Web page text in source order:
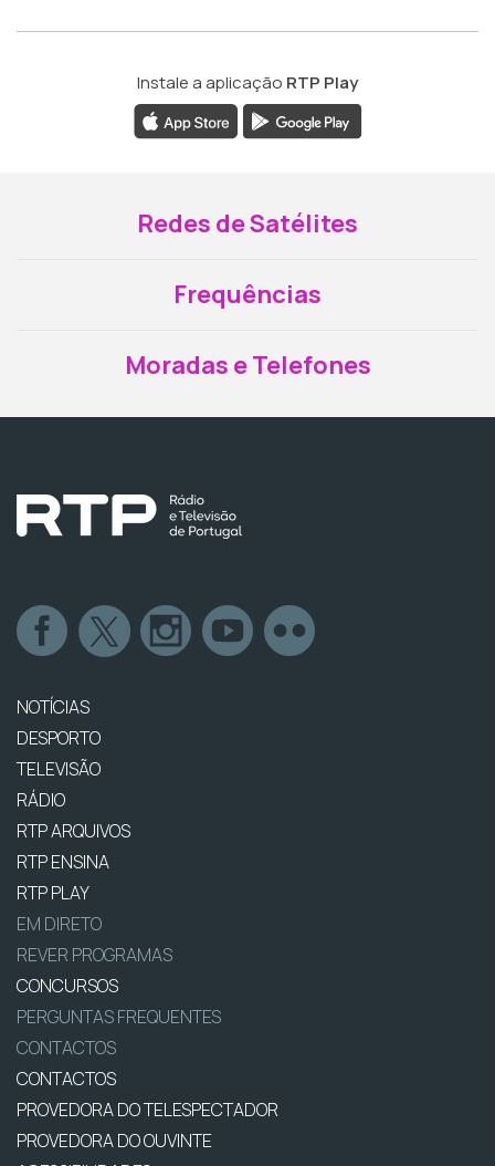
Instale a aplicação RTP Play
Redes de Satélites
Frequências
Moradas e Telefones
NOTÍCIAS
DESPORTO
TELEVISÃO
RÁDIO
RTP ARQUIVOS
RTP ENSINA
RTP PLAY
EM DIRETO
REVER PROGRAMAS
CONCURSOS
PERGUNTAS FREQUENTES
CONTACTOS
CONTACTOS
PROVEDORA DO TELESPECTADOR
PROVEDORA DO OUVINTE